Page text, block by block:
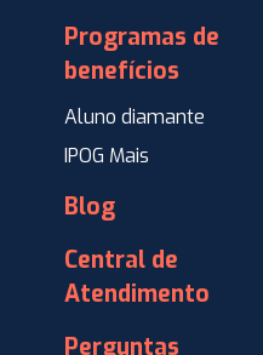
Programas de
benefícios
Aluno diamante
IPOG Mais
Blog
Central de
Atendimento
Perguntas